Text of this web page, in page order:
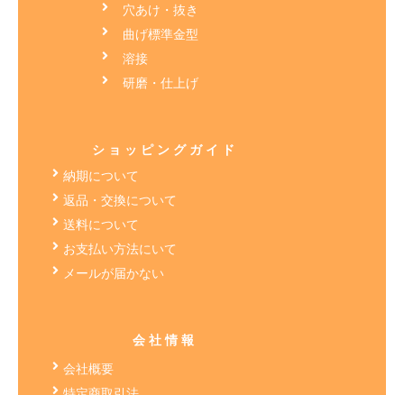
穴あけ・抜き
曲げ標準金型
溶接
研磨・仕上げ
ショッピングガイド
納期について
返品・交換について
送料について
お支払い方法にいて
メールが届かない
会社情報
会社概要